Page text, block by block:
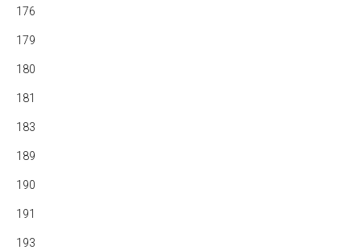
176
179
180
181
183
189
190
191
193